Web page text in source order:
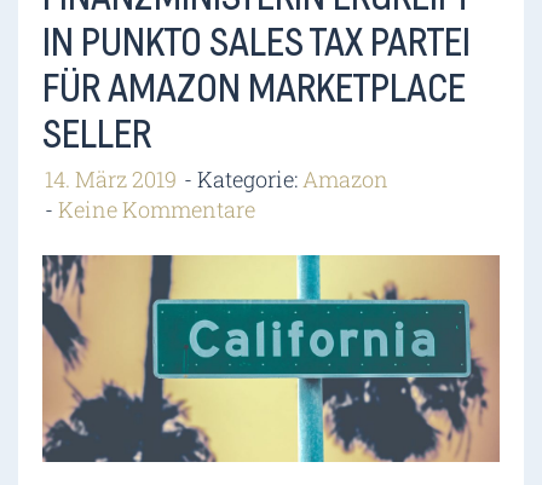
IN PUNKTO SALES TAX PARTEI
FÜR AMAZON MARKETPLACE
SELLER
14. März 2019 Kategorie:Amazon
Keine Kommentare